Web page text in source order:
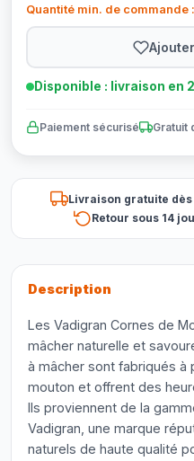
Quantité min. de commande
Disponible : livraison en
Paiement sécurisé Gratuit
Livraison gratuite
Retour sous 14
Description
Les Vadigran Cornes de
mâcher naturelle et
à mâcher sont fabriqués à
mouton et offrent des
Ils proviennent de la
Vadigran, une marque
naturels de haute qualité